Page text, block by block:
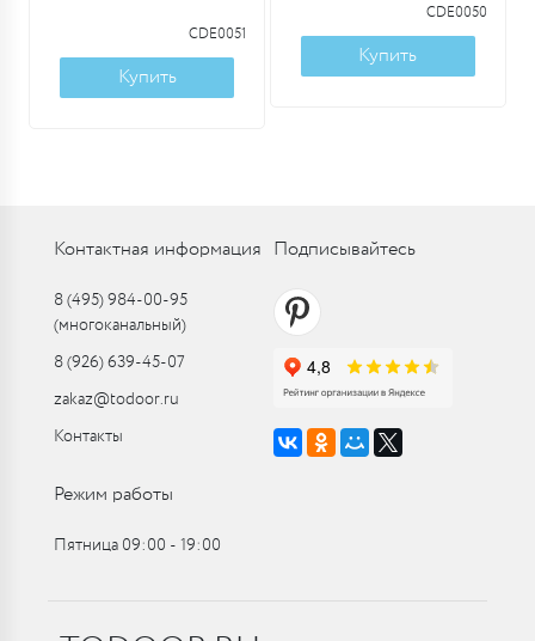
CDE0051
Купить
CDE0050
Купить
Контактная информация
8 (495) 984-00-95
(многоканальный)
8 (926) 639-45-07
zakaz@todoor.ru
Контакты
Подписывайтесь
Режим работы
Пятница 09:00 ‑ 19:00